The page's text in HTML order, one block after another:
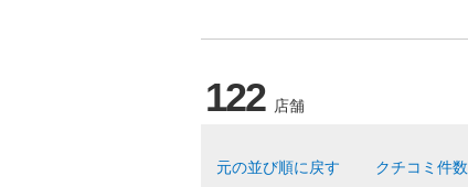
122 店舗
元の並び順に戻す クチコミ件数